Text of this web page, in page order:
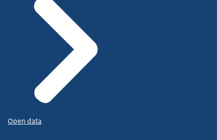
Open data